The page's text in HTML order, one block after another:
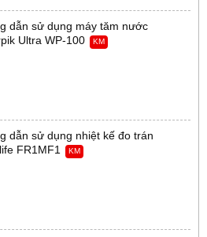
dẫn sử dụng máy tăm nước
Ultra WP-100
KM
dẫn sử dụng nhiệt kế đo trán
FR1MF1
KM